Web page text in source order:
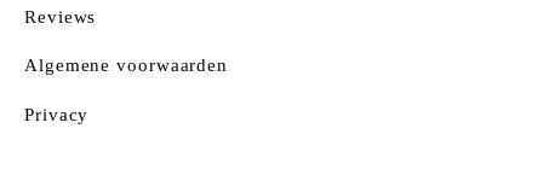
Reviews
Algemene voorwaarden
Privacy